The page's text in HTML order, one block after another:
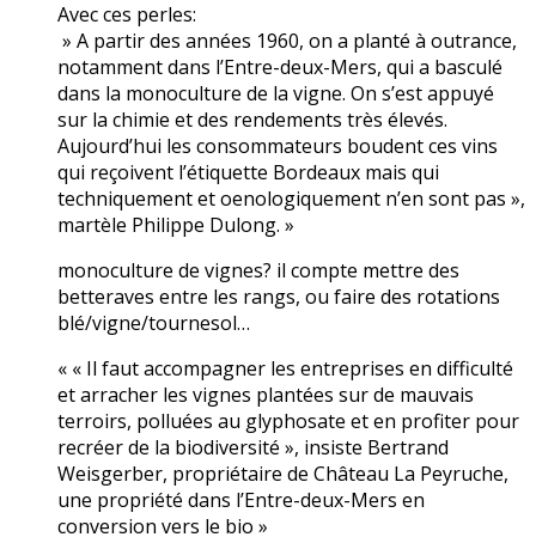
Avec ces perles:
» A partir des années 1960, on a planté à outrance,
notamment dans l’Entre-deux-Mers, qui a basculé
dans la monoculture de la vigne. On s’est appuyé
sur la chimie et des rendements très élevés.
Aujourd’hui les consommateurs boudent ces vins
qui reçoivent l’étiquette Bordeaux mais qui
techniquement et oenologiquement n’en sont pas »,
martèle Philippe Dulong. »
monoculture de vignes? il compte mettre des
betteraves entre les rangs, ou faire des rotations
blé/vigne/tournesol…
« « Il faut accompagner les entreprises en difficulté
et arracher les vignes plantées sur de mauvais
terroirs, polluées au glyphosate et en profiter pour
recréer de la biodiversité », insiste Bertrand
Weisgerber, propriétaire de Château La Peyruche,
une propriété dans l’Entre-deux-Mers en
conversion vers le bio »